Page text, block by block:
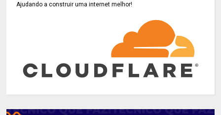
Ajudando a construir uma internet melhor!